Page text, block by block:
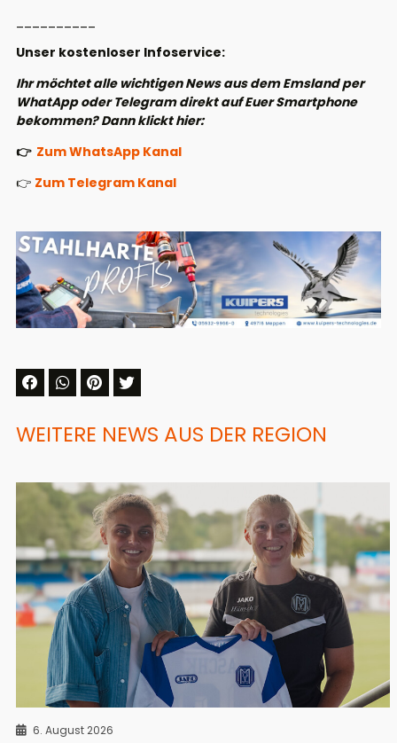
Unser kostenloser Infoservice:
Ihr möchtet alle wichtigen News aus dem Emsland per
WhatApp oder Telegram direkt auf Euer Smartphone
bekommen? Dann klickt hier:
👉 Zum WhatsApp Kanal
👉 Zum Telegram Kanal
WEITERE NEWS AUS DER REGION
6. August 2026